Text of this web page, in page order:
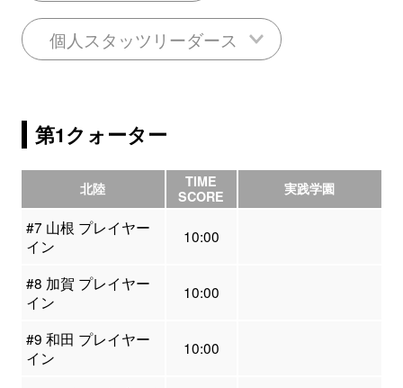
個人スタッツリーダース
第1クォーター
北陸
TIME
SCORE
実践学園
#7 山根 プレイヤー
イン
10:00
#8 加賀 プレイヤー
イン
10:00
#9 和田 プレイヤー
イン
10:00